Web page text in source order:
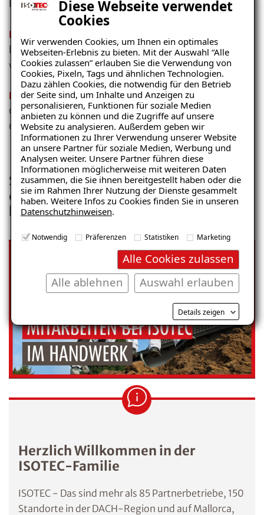
Diese Webseite verwendet
Cookies
Wir verwenden Cookies, um Ihnen ein optimales
Webseiten-Erlebnis zu bieten. Mit der Auswahl “Alle
Cookies zulassen” erlauben Sie die Verwendung von
Cookies, Pixeln, Tags und ähnlichen Technologien.
Dazu zählen Cookies, die notwendig für den Betrieb
der Seite sind, um Inhalte und Anzeigen zu
personalisieren, Funktionen für soziale Medien
anbieten zu können und die Zugriffe auf unsere
Website zu analysieren. Außerdem geben wir
Informationen zu Ihrer Verwendung unserer Website
an unsere Partner für soziale Medien, Werbung und
Analysen weiter. Unsere Partner führen diese
Informationen möglicherweise mit weiteren Daten
zusammen, die Sie ihnen bereitgestellt haben oder die
sie im Rahmen Ihrer Nutzung der Dienste gesammelt
haben. Weitere Infos zu Cookies finden Sie in unseren
Datenschutzhinweisen.
Notwendig Präferenzen Statistiken Marketing
Alle Cookies zulassen
Auswahl erlauben
Alle ablehnen
Details zeigen
lockeren Atmosphäre.
Hochwertige Werkzeuge und Arbeitskleidung
bei uns mit den neuesten Maschinen ausgestattet
werden.
Erfahrungs- und Wissensaustausch–da Sie Teil einer
Gruppe sind, die sich regelmäßig trifft und das WIR-
Gefühl stärkt.
Schauen Sie hinter die Kulissen und
erleben Sie Ihre zukünftigen Kollegen
live bei der Arbeit!
Herzlich Willkommen in der
ISOTEC-Familie
ISOTEC - Das sind mehr als 85 Partnerbetriebe, 150
Standorte in der DACH-Region und auf Mallorca,